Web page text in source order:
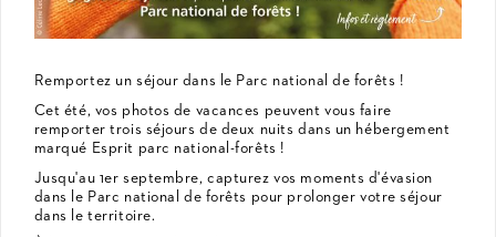
Remportez un séjour dans le Parc national de forêts !
Cet été, vos photos de vacances peuvent vous faire
remporter trois séjours de deux nuits dans un hébergement
marqué Esprit parc national-forêts !
Jusqu'au 1er septembre, capturez vos moments d'évasion
dans le Parc national de forêts pour prolonger votre séjour
dans le territoire.